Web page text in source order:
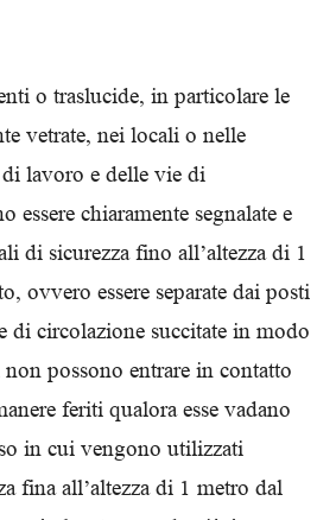
o traslucide, in particolare le
vetrate, nei locali o nelle
lavoro e delle vie di
essere chiaramente segnalate e
di sicurezza fino all’altezza di 1
ovvero essere separate dai posti
di circolazione succitate in modo
possono entrare in contatto
feriti qualora esse vadano
in cui vengono utilizzati
fina all’altezza di 1 metro dal